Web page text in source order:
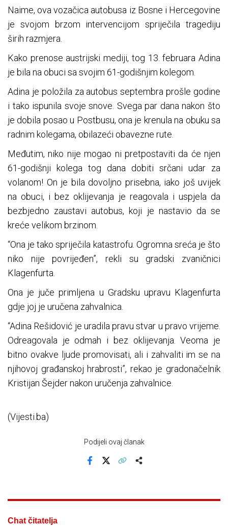
Naime, ova vozačica autobusa iz Bosne i Hercegovine
je svojom brzom intervencijom spriječila tragediju
širih razmjera.
Kako prenose austrijski mediji, tog 13. februara Adina
je bila na obuci sa svojim 61-godišnjim kolegom.
Adina je položila za autobus septembra prošle godine
i tako ispunila svoje snove. Svega par dana nakon što
je dobila posao u Postbusu, ona je krenula na obuku sa
radnim kolegama, obilazeći obavezne rute.
Međutim, niko nije mogao ni pretpostaviti da će njen
61-godišnji kolega tog dana dobiti srčani udar za
volanom! On je bila dovoljno prisebna, iako još uvijek
na obuci, i bez oklijevanja je reagovala i uspjela da
bezbjedno zaustavi autobus, koji je nastavio da se
kreće velikom brzinom.
“Ona je tako spriječila katastrofu. Ogromna sreća je što
niko nije povrijeđen”, rekli su gradski zvaničnici
Klagenfurta.
Ona je juče primljena u Gradsku upravu Klagenfurta
gdje joj je uručena zahvalnica.
“Adina Rešidović je uradila pravu stvar u pravo vrijeme.
Odreagovala je odmah i bez oklijevanja. Veoma je
bitno ovakve ljude promovisati, ali i zahvaliti im se na
njihovoj građanskoj hrabrosti”, rekao je gradonačelnik
Kristijan Šejder nakon uručenja zahvalnice.
(Vijesti.ba)
Podijeli ovaj članak
Chat čitatelja